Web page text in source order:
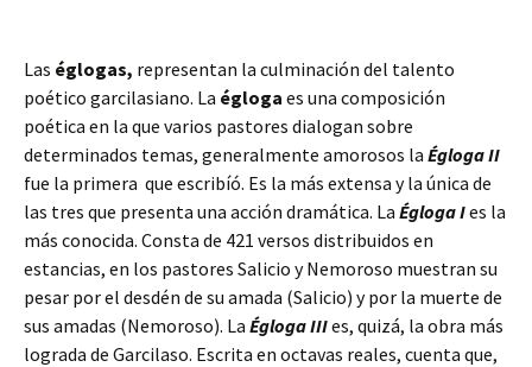
Las églogas, representan la culminación del talento
poético garcilasiano. La égloga es una composición
poética en la que varios pastores dialogan sobre
determinados temas, generalmente amorosos la Égloga II
fue la primera que escribíó. Es la más extensa y la única de
las tres que presenta una acción dramática. La Égloga Ies la
más conocida. Consta de 421 versos distribuidos en
estancias, en los pastores Salicio y Nemoroso muestran su
pesar por el desdén de su amada (Salicio) y por la muerte de
sus amadas (Nemoroso). La Égloga IIIes, quizá, la obra más
lograda de Garcilaso. Escrita en octavas reales, cuenta que,